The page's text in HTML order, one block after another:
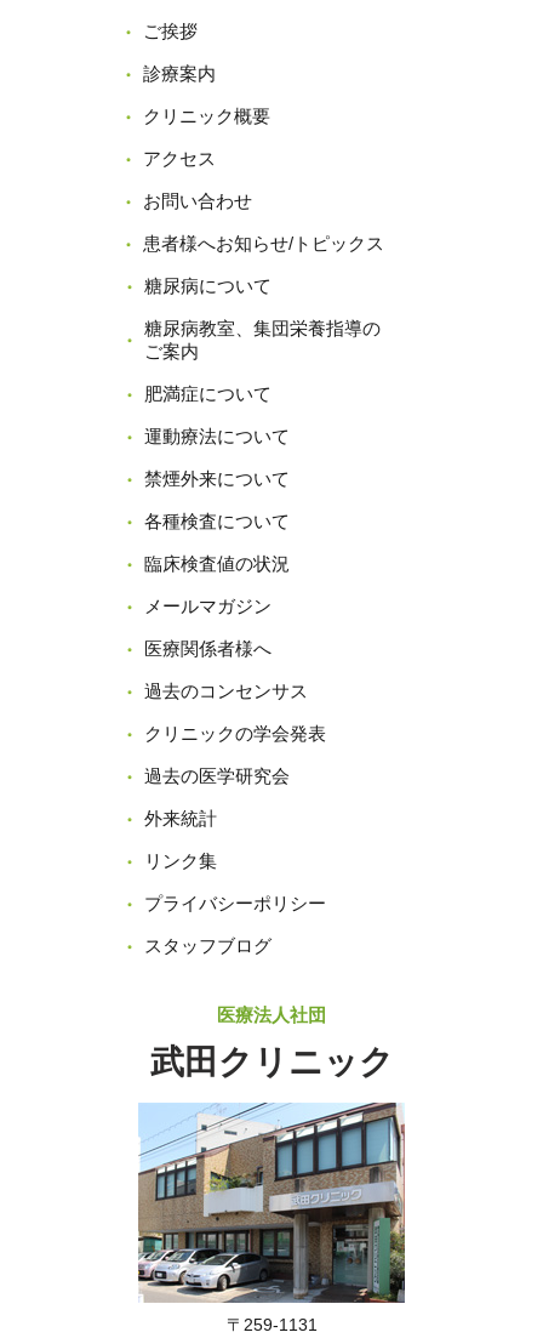
ご挨拶
診療案内
クリニック概要
アクセス
お問い合わせ
患者様へお知らせ/トピックス
糖尿病について
糖尿病教室、集団栄養指導の
ご案内
肥満症について
運動療法について
禁煙外来について
各種検査について
臨床検査値の状況
メールマガジン
医療関係者様へ
過去のコンセンサス
クリニックの学会発表
過去の医学研究会
外来統計
リンク集
プライバシーポリシー
スタッフブログ
医療法人社団
武田クリニック
〒259-1131